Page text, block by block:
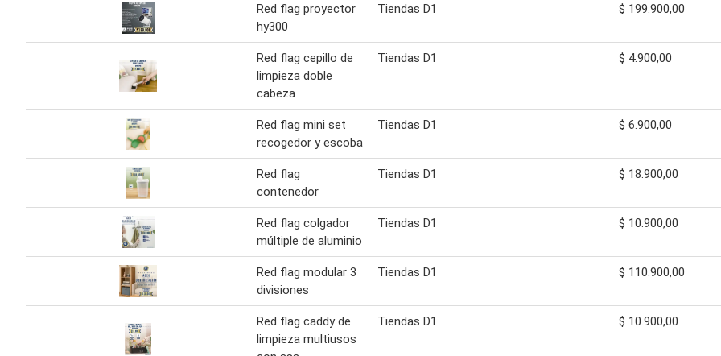
Red flag proyector
hy300
Tiendas D1 $ 199.900,00
Red flag cepillo de
limpieza doble
cabeza
Tiendas D1 $ 4.900,00
Red flag mini set
recogedor y escoba
Tiendas D1 $ 6.900,00
Red flag
contenedor
Tiendas D1 $ 18.900,00
Red flag colgador
múltiple de aluminio
Tiendas D1 $ 10.900,00
Red flag modular 3
divisiones
Tiendas D1 $ 110.900,00
Red flag caddy de
limpieza multiusos
Tiendas D1 $ 10.900,00